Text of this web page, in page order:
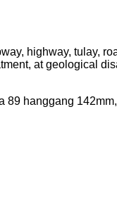
highway, tulay,
at geological
89 hanggang